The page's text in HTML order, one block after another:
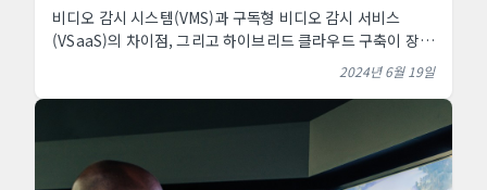
비디오 감시 시스템(VMS)과 구독형 비디오 감시 서비스
(VSaaS)의 차이점, 그리고 하이브리드 클라우드 구축이 장기
적으로 유리한 선택이 될 수 있는 이유에 대해 알아 ...2024년 6월 19일